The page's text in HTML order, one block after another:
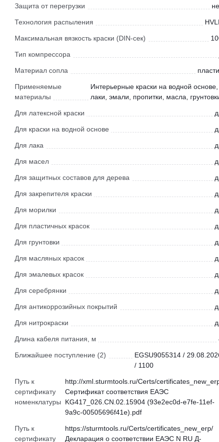
Защита от перегрузки
Технология распыления
Максимальная вязкость краски (DIN-сек)
Тип компрессора
Материал сопла
Применяемые
материалы
Интерьерные краски на водной основе,
лаки, эмали, пропитки, масла,
Для латексной краски
Для краски на водной основе
Для лака
Для масел
Для защитных составов для дерева
Для закрепителя краски
Для морилки
Для пластичных красок
Для грунтовки
Для масляных красок
Для эмалевых красок
Для серебрянки
Для антикоррозийных покрытий
Для нитрокраски
Длина кабеля питания, м
Ближайшее поступление (2)
EGSU9055314 /
/ 1100
Путь к
сертификату
номенклатуры
http://xml.sturmtools.ru/Certs/
Сертификат соответствия ЕАЭС
KG417_026.CN.02.15904 (93e2ec0d-e7fe-11ef-
9a9c-00505696f41e).pdf
Путь к
сертификату
https://sturmtools.ru/Certs/certificates_new_erp/
Декларация о соответствии ЕАЭС N RU Д-